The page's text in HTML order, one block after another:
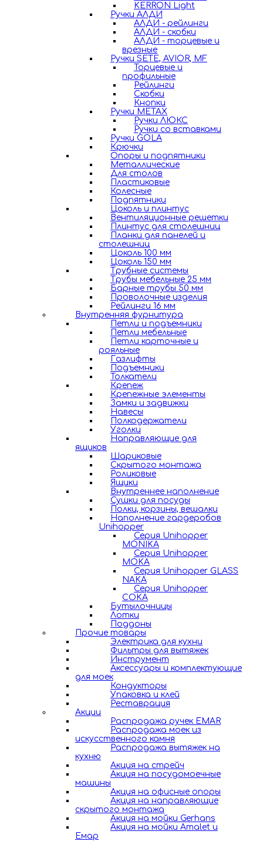
KERRON Light
Ручки АЛДИ
АЛДИ - рейлинги
АЛДИ - скобки
АЛДИ - торцевые и
врезные
Ручки SETE, AVIOR, MF
Торцевые и
профильные
Рейлинги
Скобки
Кнопки
Ручки METAX
Ручки ЛЮКС
Ручки со вставками
Ручки GOLA
Крючки
Опоры и подпятники
Металлические
Для столов
Пластиковые
Колесные
Подпятники
Цоколь и плинтус
Вентиляционные решетки
Плинтус для столешниц
Планки для панелей и
столешниц
Цоколь 100 мм
Цоколь 150 мм
Трубные системы
Трубы мебельные 25 мм
Барные трубы 50 мм
Проволочные изделия
Рейлинги 16 мм
Внутренняя фурнитура
Петли и подъемники
Петли мебельные
Петли карточные и
рояльные
Газлифты
Подъемники
Толкатели
Крепеж
Крепежные элементы
Замки и задвижки
Навесы
Полкодержатели
Уголки
Направляющие для
ящиков
Шариковые
Скрытого монтажа
Роликовые
Ящики
Внутреннее наполнение
Сушки для посуды
Полки, корзины, вешалки
Наполнение гардеробов
Unihopper
Серия Unihopper
MONIKA
Серия Unihopper
MOKA
Серия Unihopper GLASS
NAKA
Серия Unihopper
COKA
Бутылочницы
Лотки
Поддоны
Прочие товары
Электрика для кухни
Фильтры для вытяжек
Инструмент
Аксессуары и комплектующие
для моек
Кондукторы
Упаковка и клей
Реставрация
Акции
Распродажа ручек EMAR
Распродажа моек из
искусственного камня
Распродажа вытяжек на
кухню
Акция на стрейч
Акция на посудомоечные
машины
Акция на офисные опоры
Акция на направляющие
скрытого монтажа
Акция на мойки Gerhans
Акция на мойки Amalet и
Емар